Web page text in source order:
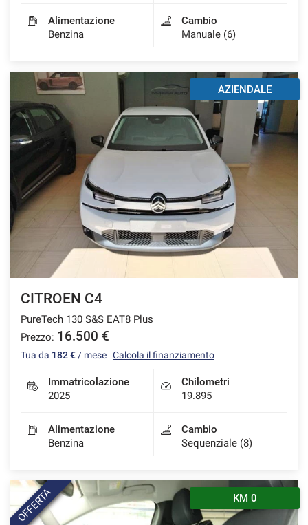
Alimentazione
Benzina
Cambio
Manuale (6)
AZIENDALE
CITROEN C4
PureTech 130 S&S EAT8 Plus
Prezzo: 16.500 €
Tua da 182 € / mese Calcola il finanziamento
Immatricolazione
2025
Chilometri
19.895
Alimentazione
Benzina
Cambio
Sequenziale (8)
OFFERTA KM 0
Cookie delle preferenze
Cookie per il miglioramento dell'esperienza utente
Cookie analitici
Cookie di marketing
Leggi
la
cookie
policy
Salva
le